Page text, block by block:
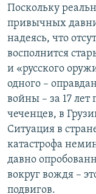
Поскольку
привычных
надеясь, что
восполнится
и «русского
одного –
войны – за 17
чеченцев, в
Ситуация в
катастрофа
давно
вокруг вождя –
подвигов.